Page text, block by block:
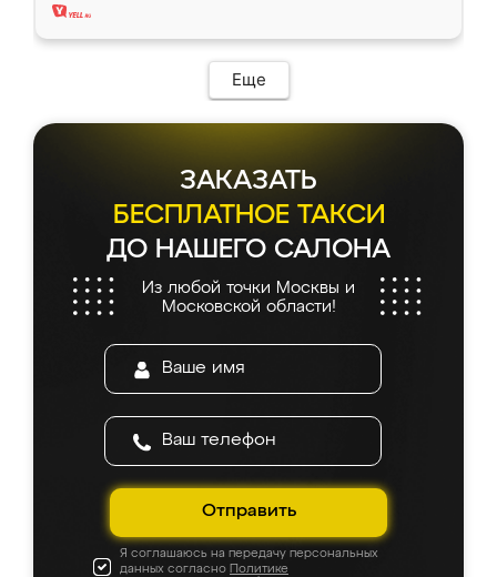
Еще
ЗАКАЗАТЬ
БЕСПЛАТНОЕ ТАКСИ
ДО НАШЕГО САЛОНА
Из любой точки Москвы и
Московской области!
Отправить
Я соглашаюсь на передачу персональных
данных согласно Политике